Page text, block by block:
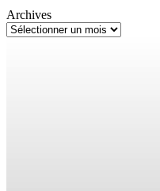
Archives